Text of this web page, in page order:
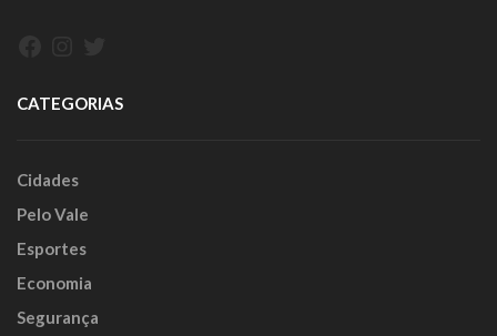
CATEGORIAS
Cidades
Pelo Vale
Esportes
Economia
Segurança